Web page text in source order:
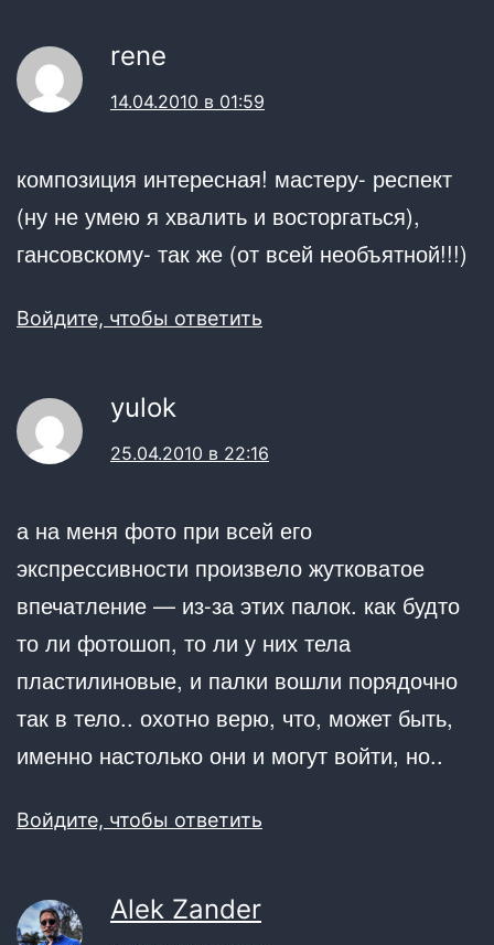
rene
14.04.2010 в 01:59
композиция интересная! мастеру- респект
(ну не умею я хвалить и восторгаться),
гансовскому- так же (от всей необъятной!!!)
Войдите, чтобы ответить
yulok
25.04.2010 в 22:16
а на меня фото при всей его
экспрессивности произвело жутковатое
впечатление — из-за этих палок. как будто
то ли фотошоп, то ли у них тела
пластилиновые, и палки вошли порядочно
так в тело.. охотно верю, что, может быть,
именно настолько они и могут войти, но..
Войдите, чтобы ответить
Alek Zander